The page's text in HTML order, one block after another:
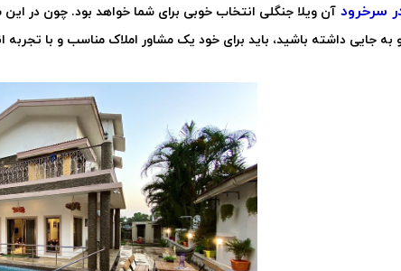
سرخرود آن ویلا جنگلی انتخاب خوبی برای شما خواهد بود. چون در
به جایی داشته باشید، باید برای خود یک مشاور املاک مناسب و با تجربه